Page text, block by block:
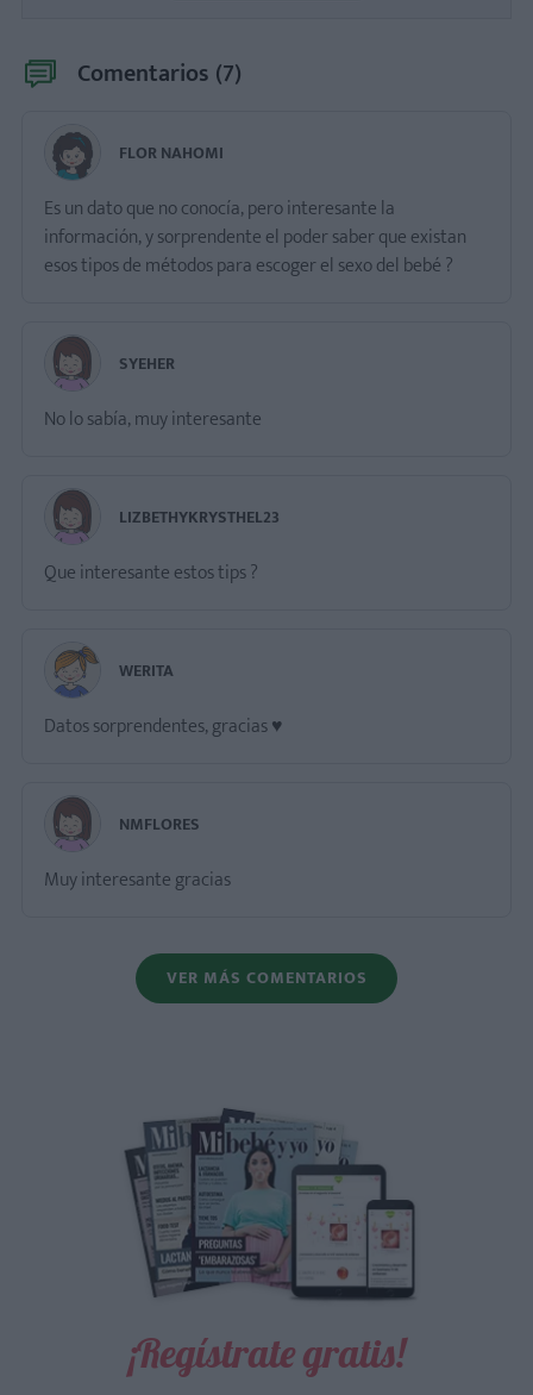
Comentarios (7)
FLOR NAHOMI
Es un dato que no conocía, pero interesante la
información, y sorprendente el poder saber que existan
esos tipos de métodos para escoger el sexo del bebé ?
SYEHER
No lo sabía, muy interesante
LIZBETHYKRYSTHEL23
Que interesante estos tips ?
WERITA
Datos sorprendentes, gracias ♥️
NMFLORES
Muy interesante gracias
VER MÁS COMENTARIOS
¡Regístrate gratis!